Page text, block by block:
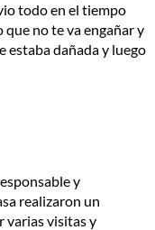
todo en el tiempo
no te va engañar y
estaba dañada y luego
y
realizaron un
varias visitas y